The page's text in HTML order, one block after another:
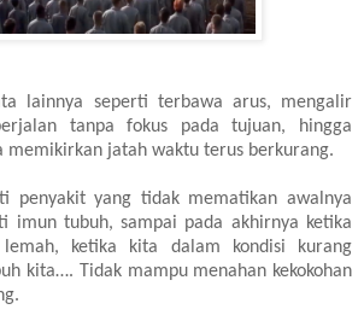
lainnya seperti terbawa arus, mengalir
tanpa fokus pada tujuan, hingga
memikirkan jatah waktu terus berkurang.
penyakit yang tidak mematikan awalnya
imun tubuh, sampai pada akhirnya ketika
ketika kita dalam kondisi kurang
kita…. Tidak mampu menahan kekokohan